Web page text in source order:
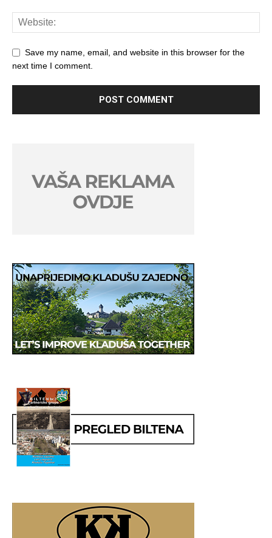
Save my name, email, and website in this browser for the
next time I comment.